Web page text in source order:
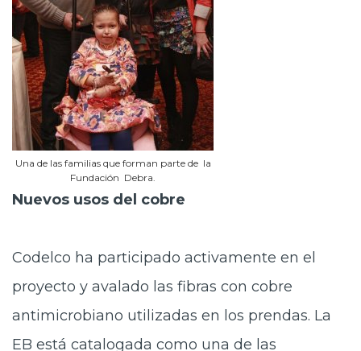
Una de las familias que forman parte de la
Fundación Debra.
Nuevos usos del cobre
Codelco ha participado activamente en el
proyecto y avalado las fibras con cobre
antimicrobiano utilizadas en los prendas. La
EB está catalogada como una de las